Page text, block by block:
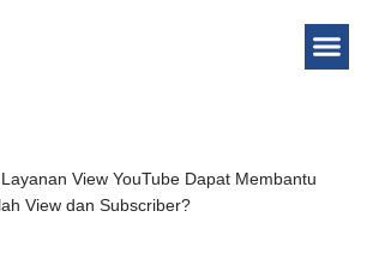
View YouTube Dapat Membantu
View dan Subscriber?